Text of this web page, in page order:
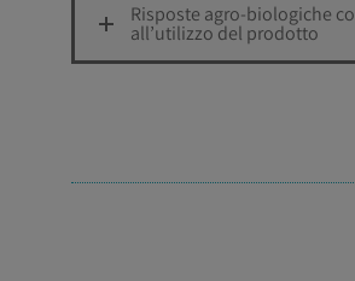
Risposte agro-biologiche
all’utilizzo del prodotto